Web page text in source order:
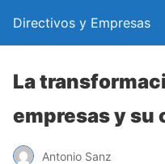
Directivos y Empresas
La
empresas y su
Antonio Sanz